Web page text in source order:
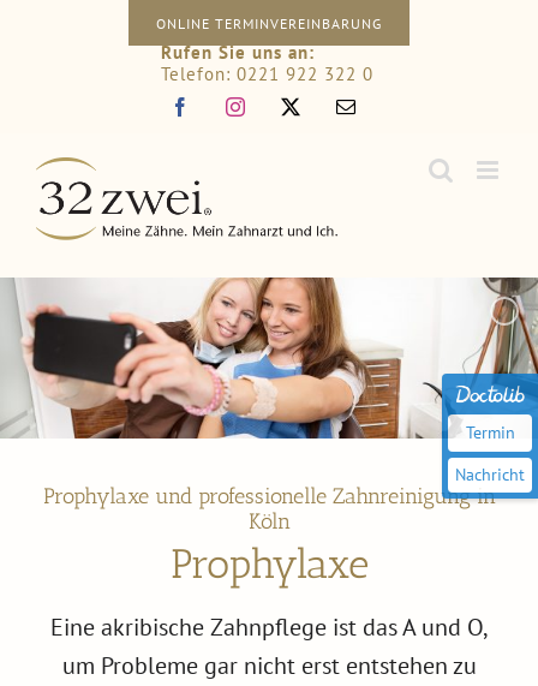
ONLINE TERMINVEREINBARUNG
Rufen Sie uns an:
Telefon: 0221 922 322 0
FacebookInstagram
E-
Termin
Nachricht
Prophylaxe und professionelle Zahnreinigung in
Köln
Prophylaxe
Eine akribische Zahnpflege ist das A und O,
um Probleme gar nicht erst entstehen zu